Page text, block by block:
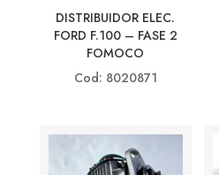
DISTRIBUIDOR ELEC.
FORD F.100 – FASE 2
FOMOCO
Cod: 8020871